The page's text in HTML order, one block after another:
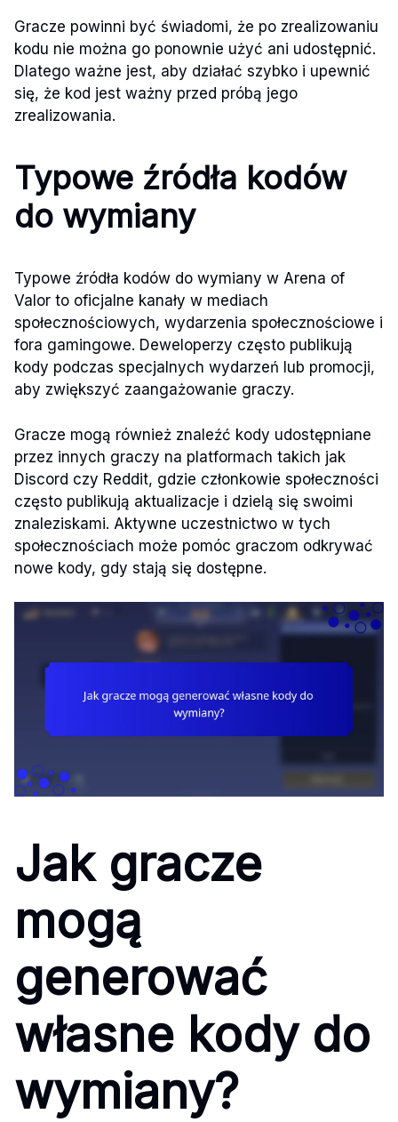
Gracze powinni być świadomi, że po zrealizowaniu
kodu nie można go ponownie użyć ani udostępnić.
Dlatego ważne jest, aby działać szybko i upewnić
się, że kod jest ważny przed próbą jego
zrealizowania.
Typowe źródła kodów
do wymiany
Typowe źródła kodów do wymiany w Arena of
Valor to oficjalne kanały w mediach
społecznościowych, wydarzenia społecznościowe i
fora gamingowe. Deweloperzy często publikują
kody podczas specjalnych wydarzeń lub promocji,
aby zwiększyć zaangażowanie graczy.
Gracze mogą również znaleźć kody udostępniane
przez innych graczy na platformach takich jak
Discord czy Reddit, gdzie członkowie społeczności
często publikują aktualizacje i dzielą się swoimi
znaleziskami. Aktywne uczestnictwo w tych
społecznościach może pomóc graczom odkrywać
nowe kody, gdy stają się dostępne.
Jak gracze
mogą
generować
własne kody do
wymiany?